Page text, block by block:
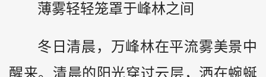
薄雾轻轻笼罩于峰林之间
冬日清晨，万峰林在平流雾美景中
醒来。清晨的阳光穿过云层，洒在蜿蜒